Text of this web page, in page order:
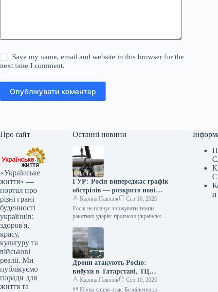
Save my name, email and website in this browser for the
next time I comment.
Опублікувати коментар
Про сайт
«Українське
життя» —
портал про
різні грані
буденності
українців:
здоров'я,
красу,
культуру та
військові
реалії. Ми
публікуємо
поради для
життя та
Останні новини
ГУР: Росія випереджає графік
обстрілів — розкрито нові
цілі ракетних ударів
Карина Павлюк
Сер 10, 2026
Росія не планує знижувати темпи
ракетних ударів: прогнози української
Головного управління розвідки
Міністерства оборони України,
генерал-майор Вадим…
Дрони атакують Росію:
вибухи в Татарстані, ТЦ
палає в Макіївці
Карина Павлюк
Сер 10, 2026
## Нічна хвиля атак: Безпілотники
и